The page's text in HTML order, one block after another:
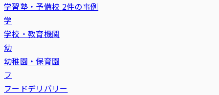
学習塾・予備校 2件の事例
学
学校・教育機関
幼
幼稚園・保育園
フ
フードデリバリー